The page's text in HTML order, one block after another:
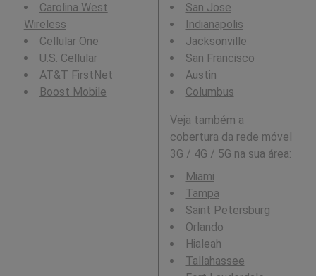
Carolina West
Wireless
Cellular One
U.S. Cellular
AT&T FirstNet
Boost Mobile
San Jose
Indianapolis
Jacksonville
San Francisco
Austin
Columbus
Veja também a
cobertura da rede móvel
3G / 4G / 5G na sua área:
Miami
Tampa
Saint Petersburg
Orlando
Hialeah
Tallahassee